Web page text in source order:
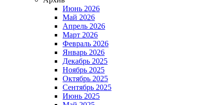
Июнь 2026
Май 2026
Апрель 2026
Март 2026
Февраль 2026
Январь 2026
Декабрь 2025
Ноябрь 2025
Октябрь 2025
Сентябрь 2025
Июнь 2025